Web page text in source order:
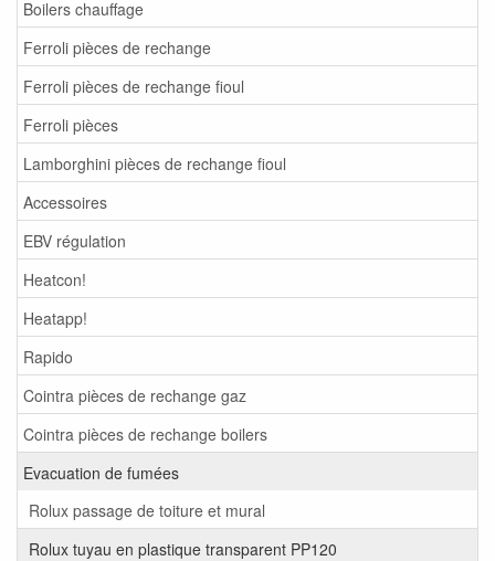
Boilers chauffage
Ferroli pièces de rechange
Ferroli pièces de rechange fioul
Ferroli pièces
Lamborghini pièces de rechange fioul
Accessoires
EBV régulation
Heatcon!
Heatapp!
Rapido
Cointra pièces de rechange gaz
Cointra pièces de rechange boilers
Evacuation de fumées
Rolux passage de toiture et mural
Rolux tuyau en plastique transparent PP120